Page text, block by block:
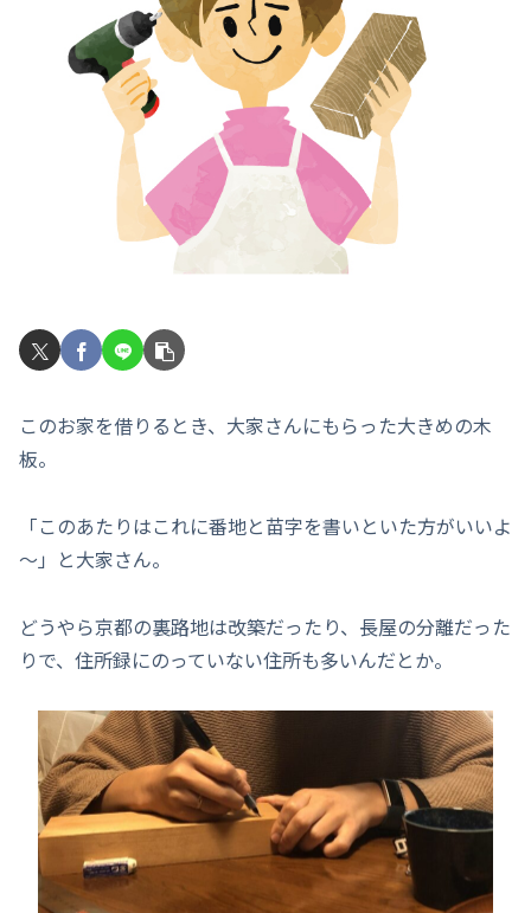
このお家を借りるとき、大家さんにもらった大きめの木
板。
「このあたりはこれに番地と苗字を書いといた方がいいよ
～」と大家さん。
どうやら京都の裏路地は改築だったり、長屋の分離だった
りで、住所録にのっていない住所も多いんだとか。